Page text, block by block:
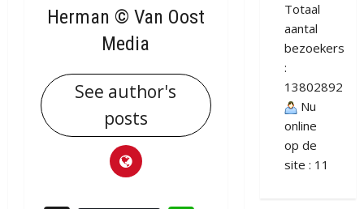
Herman © Van Oost
Media
See author's
posts
Totaal
aantal
bezoekers
:
13802892
Nu
online
op de
site : 11